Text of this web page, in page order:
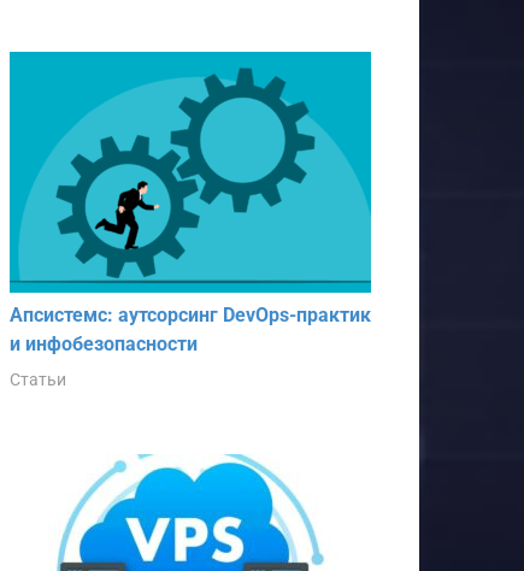
Апсистемс: аутсорсинг DevOps-практик
и инфобезопасности
Статьи